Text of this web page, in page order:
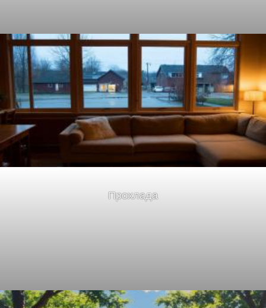
Прохлада